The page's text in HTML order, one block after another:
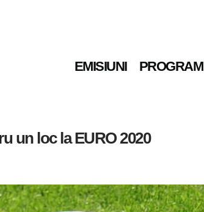
EMISIUNI PROGRAM
un loc la EURO 2020